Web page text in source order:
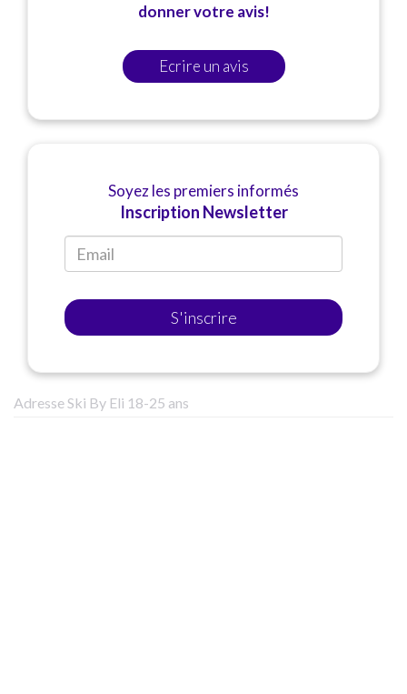
donner votre avis!
Ecrire un avis
Soyez les premiers informés
Inscription Newsletter
S'inscrire
Adresse Ski By Eli 18-25 ans